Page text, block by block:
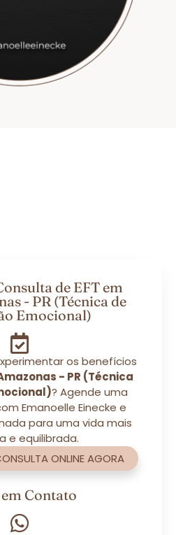
de EFT em
- PR (Técnica de
Emocional)
os benefícios
- PR (Técnica
? Agende uma
Emanoelle Einecke e
para uma vida mais
e equilibrada.
ONLINE AGORA
Contato